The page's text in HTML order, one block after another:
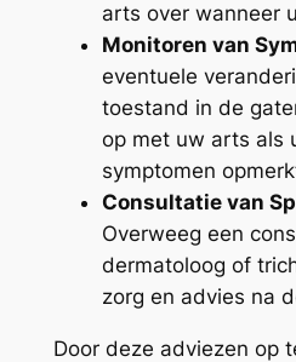
arts over wanneer
Monitoren van
eventuele
toestand in de
op met uw arts als
symptomen
Consultatie van
Overweeg een
dermatoloog of
zorg en advies na
Door deze adviezen op